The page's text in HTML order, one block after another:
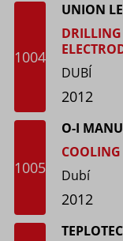
1004
UNION
DRILLING
DUBÍ
2012
1005
O-I
COOLING
Dubí
2012